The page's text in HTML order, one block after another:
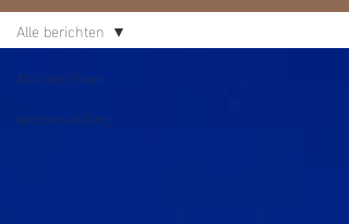
Alle berichten
tentoonstelling
Alle berichten